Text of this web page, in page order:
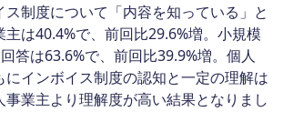
制度について「内容を知っている」と
は40.4%で、前回比29.6%増。小規模
答は63.6%で、前回比39.9%増。個人
にインボイス制度の認知と一定の理解は
業主より理解度が高い結果となりまし